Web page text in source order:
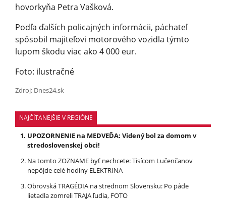
hovorkyňa Petra Vašková.
Podľa ďalších policajných informácii, páchateľ
spôsobil majiteľovi motorového vozidla týmto
lupom škodu viac ako 4 000 eur.
Foto: ilustračné
Zdroj: Dnes24.sk
NAJČÍTANEJŠIE V REGIÓNE
UPOZORNENIE na MEDVEĎA: Videný bol za domom v
stredoslovenskej obci!
Na tomto ZOZNAME byť nechcete: Tisícom Lučenčanov
nepôjde celé hodiny ELEKTRINA
Obrovská TRAGÉDIA na strednom Slovensku: Po páde
lietadla zomreli TRAJA ľudia, FOTO